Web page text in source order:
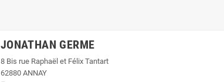
JONATHAN GERME
8 Bis rue Raphaël et Félix Tantart
62880 ANNAY